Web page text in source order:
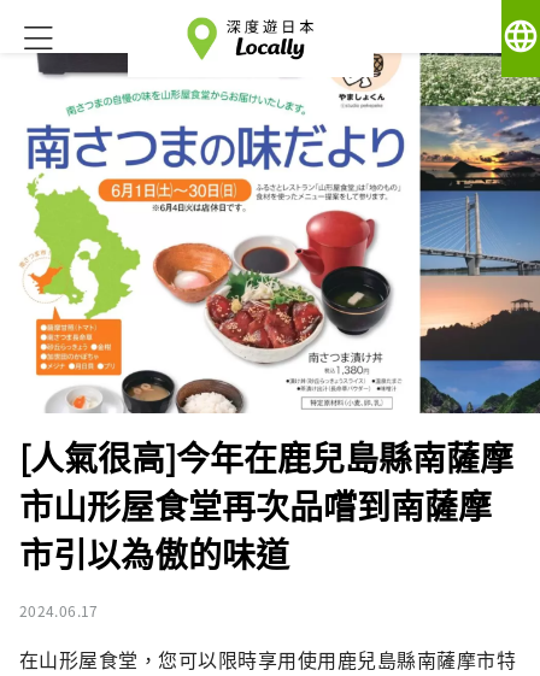
language
[人氣很高]今年在鹿兒島縣南薩摩
市山形屋食堂再次品嚐到南薩摩
市引以為傲的味道
2024.06.17
在山形屋食堂，您可以限時享用使用鹿兒島縣南薩摩市特